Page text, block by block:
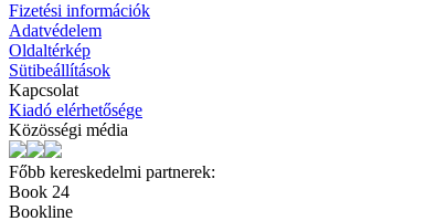
Fizetési információk
Adatvédelem
Oldaltérkép
Sütibeállítások
Kapcsolat
Kiadó elérhetősége
Közösségi média
Főbb kereskedelmi partnerek:
Book 24
Bookline